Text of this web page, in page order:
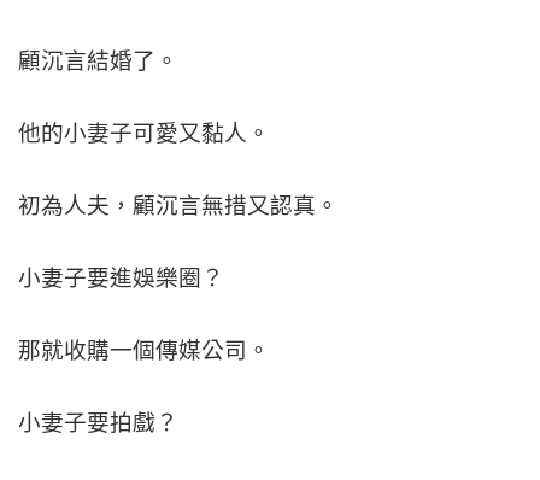
顧沉言結婚了。
他的小妻子可愛又黏人。
初為人夫，顧沉言無措又認真。
小妻子要進娛樂圈？
那就收購一個傳媒公司。
小妻子要拍戲？